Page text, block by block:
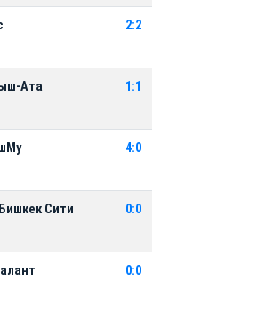
2:2
Ата 1:1
4:0
Сити 0:0
0:0